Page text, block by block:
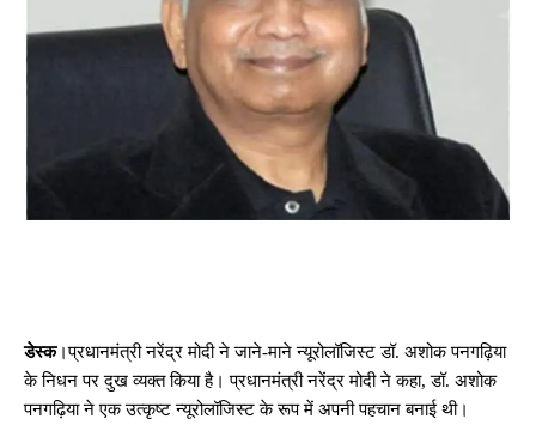
डेस्क।प्रधानमंत्री नरेंद्र मोदी ने जाने-माने न्यूरोलॉजिस्ट डॉ. अशोक पनगढ़िया
के निधन पर दुख व्यक्त किया है। प्रधानमंत्री नरेंद्र मोदी ने कहा, डॉ. अशोक
पनगढ़िया ने एक उत्कृष्ट न्यूरोलॉजिस्ट के रूप में अपनी पहचान बनाई थी।